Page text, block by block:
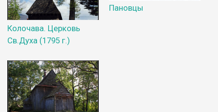
Колочава. Церковь
Св.Духа (1795 г.)
Пановцы